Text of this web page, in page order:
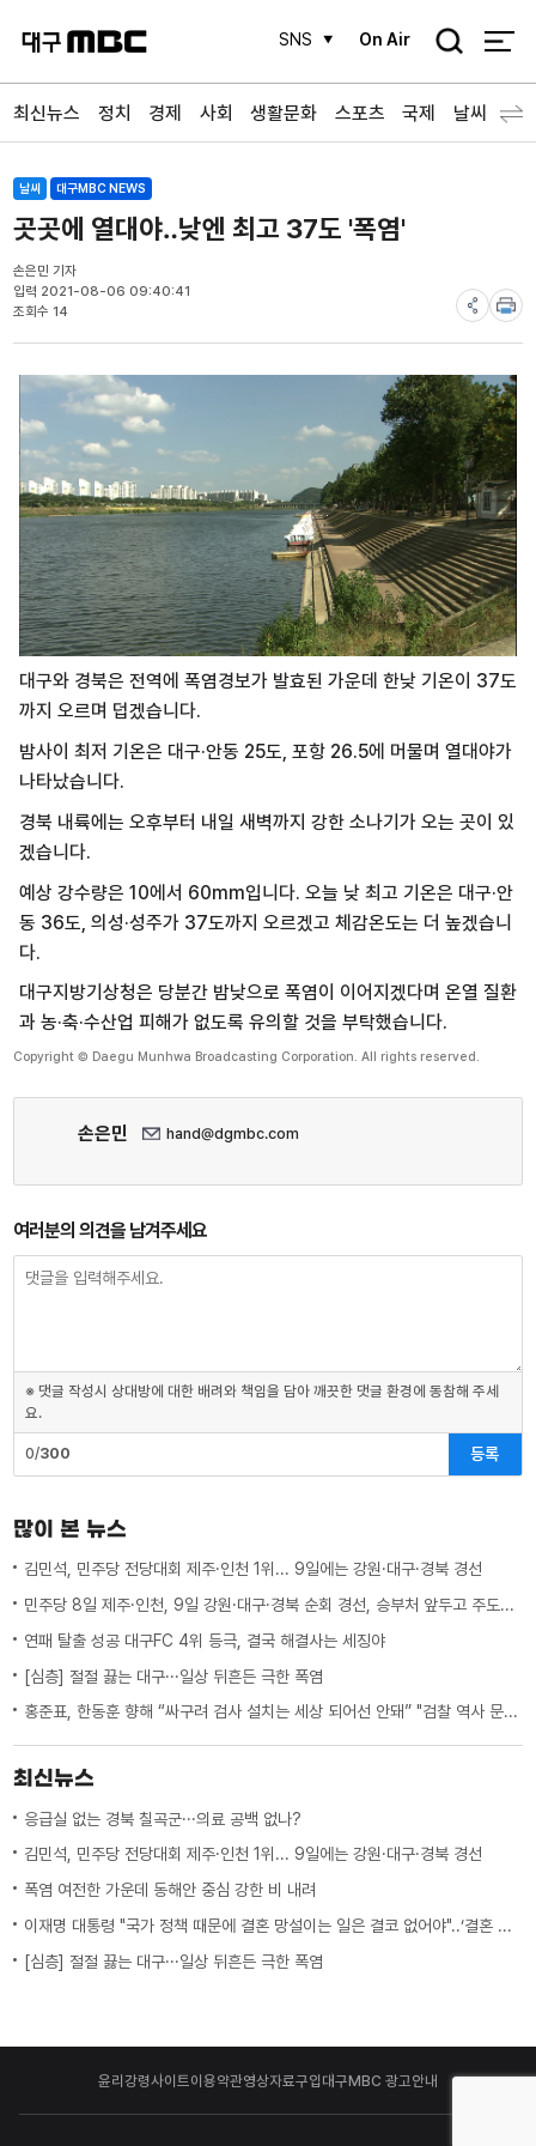
SNS On Air
검
최신뉴스 정치 경제 사회 생활문화 스포츠 국제 날씨
날씨 대구MBC NEWS
곳곳에 열대야‥낮엔 최고 37도 '폭염'
손은민 기자
입력 2021-08-06 09:40:41
조회수 14
대구와 경북은 전역에 폭염경보가 발효된 가운데 한낮 기온이 37도
까지 오르며 덥겠습니다.
밤사이 최저 기온은 대구·안동 25도, 포항 26.5에 머물며 열대야가
나타났습니다.
경북 내륙에는 오후부터 내일 새벽까지 강한 소나기가 오는 곳이 있
겠습니다.
예상 강수량은 10에서 60mm입니다. 오늘 낮 최고 기온은 대구·안
동 36도, 의성·성주가 37도까지 오르겠고 체감온도는 더 높겠습니
다.
대구지방기상청은 당분간 밤낮으로 폭염이 이어지겠다며 온열 질환
과 농·축·수산업 피해가 없도록 유의할 것을 부탁했습니다.
Copyright © Daegu Munhwa Broadcasting Corporation. All rights reserved.
손은민 hand@dgmbc.com
여러분의 의견을 남겨주세요
※ 댓글 작성시 상대방에 대한 배려와 책임을 담아 깨끗한 댓글 환경에 동참해 주세
요.
0/300 등록
많이 본 뉴스
김민석, 민주당 전당대회 제주·인천 1위... 9일에는 강원·대구·경북 경선
민주당 8일 제주·인천, 9일 강원·대구·경북 순회 경선, 승부처 앞두고 주도권 잡기
연패 탈출 성공 대구FC 4위 등극, 결국 해결사는 세징야
[심층] 절절 끓는 대구···일상 뒤흔든 극한 폭염
홍준표, 한동훈 향해 “싸구려 검사 설치는 세상 되어선 안돼” "검찰 역사 문 닫게 원인 제공한 원흉"
최신뉴스
응급실 없는 경북 칠곡군···의료 공백 없나?
김민석, 민주당 전당대회 제주·인천 1위... 9일에는 강원·대구·경북 경선
폭염 여전한 가운데 동해안 중심 강한 비 내려
이재명 대통령 "국가 정책 때문에 결혼 망설이는 일은 결코 없어야"..‘결혼 페널티’ 제도 상 불이익 면밀히 조사 지시
[심층] 절절 끓는 대구···일상 뒤흔든 극한 폭염
윤리강령사이트이용약관영상자료구입 대구MBC 광고안내